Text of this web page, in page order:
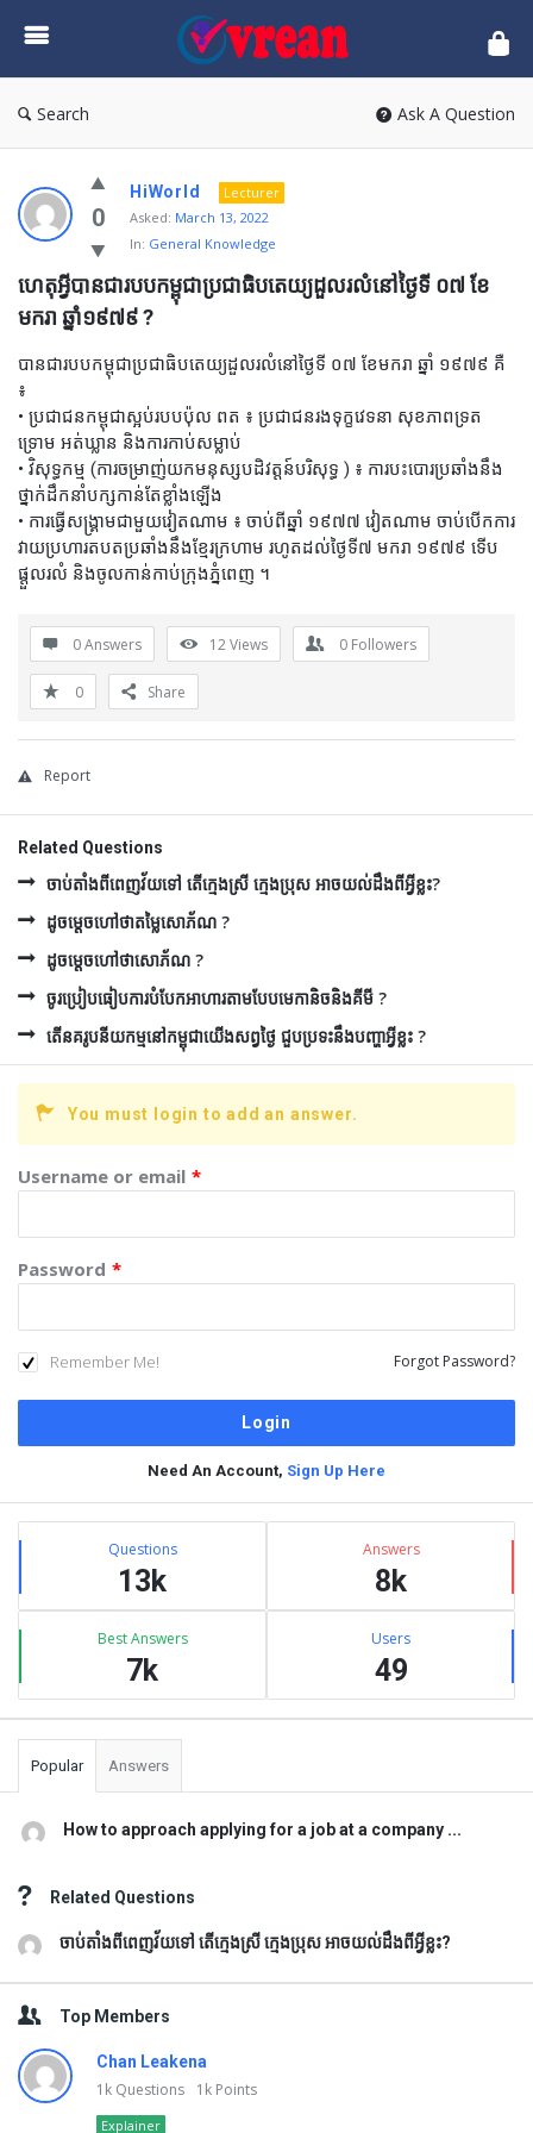
vrean.com
Search Ask A Question
0
HiWorld
Lecturer
Asked: March 13, 2022
In: General Knowledge
ហេតុអ្វីបានជារបបកម្ពុជាប្រជាធិបតេយ្យដួលរលំនៅថ្ងៃទី ០៧ ខែ
មករា ឆ្នាំ១៩៧៩ ?
បានជារបបកម្ពុជាប្រជាធិបតេយ្យដួលរលំនៅថ្ងៃទី ០៧ ខែមករា ឆ្នាំ ១៩៧៩ គឺ
៖
• ប្រជាជនកម្ពុជាស្អប់របបប៉ុល ពត ៖ ប្រជាជនរងទុក្ខវេទនា សុខភាពទ្រត
ទ្រោម អត់ឃ្លាន និងការកាប់សម្លាប់
• វិសុទ្ធកម្ម (ការចម្រាញ់យកមនុស្សបដិវត្តន៍បរិសុទ្ធ ) ៖ ការបះបោរប្រឆាំងនឹង
ថ្នាក់ដឹកនាំបក្សកាន់តែខ្លាំងឡើង
• ការធ្វើសង្គ្រាមជាមួយវៀតណាម ៖ ចាប់ពីឆ្នាំ ១៩៧៧ វៀតណាម ចាប់បើកការ
វាយប្រហារតបតប្រឆាំងនឹងខ្មែរក្រហាម រហូតដល់ថ្ងៃទី៧ មករា ១៩៧៩ ទើប
ផ្តួលរលំ និងចូលកាន់កាប់ក្រុងភ្នំពេញ ។
0 Answers 12Views 0 Followers
0 Share
Report
Related Questions
ចាប់តាំងពីពេញវ័យទៅ តើក្មេងស្រី ក្មេងប្រុស អាចយល់ដឹងពីអ្វីខ្លះ?
ដូចម្ដេចហៅថាតម្លៃសោភ័ណ ?
ដូចម្ដេចហៅថាសោភ័ណ ?
ចូរប្រៀបធៀបការបំបែកអាហារតាមបែបមេកានិចនិងគីមី ?
តើនគរូបនីយកម្មនៅកម្ពុជាយើងសព្វថ្ងៃ ជួបប្រទះនឹងបញ្ហាអ្វីខ្លះ ?
You must login to add an answer.
Username or email *
Password *
Remember Me! Forgot Password?
Need An Account, Sign Up Here
Sidebar
Stats Questions
13k
Answers
8k
Best Answers
7k
Users
49
Popular Answers
How to approach applying for a job at a company ...
Related Questions
ចាប់តាំងពីពេញវ័យទៅ តើក្មេងស្រី ក្មេងប្រុស អាចយល់ដឹងពីអ្វីខ្លះ?
Top Members
Chan Leakena
1k Questions 1k Points
Explainer